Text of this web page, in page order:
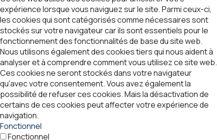
expérience lorsque vous naviguez sur le site. Parmi ceux-ci,
les cookies qui sont catégorisés comme nécessaires sont
stockés sur votre navigateur car ils sont essentiels pour le
fonctionnement des fonctionnalités de base du site web.
Nous utilisons également des cookies tiers qui nous aident à
analyser et à comprendre comment vous utilisez ce site web.
Ces cookies ne seront stockés dans votre navigateur
qu'avec votre consentement. Vous avez également la
possibilité de refuser ces cookies. Mais la désactivation de
certains de ces cookies peut affecter votre expérience de
navigation.
Fonctionnel
Fonctionnel